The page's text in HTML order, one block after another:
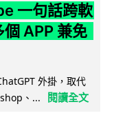
一句話跨軟
APP 兼免
外掛，取代
、...
閱讀全文